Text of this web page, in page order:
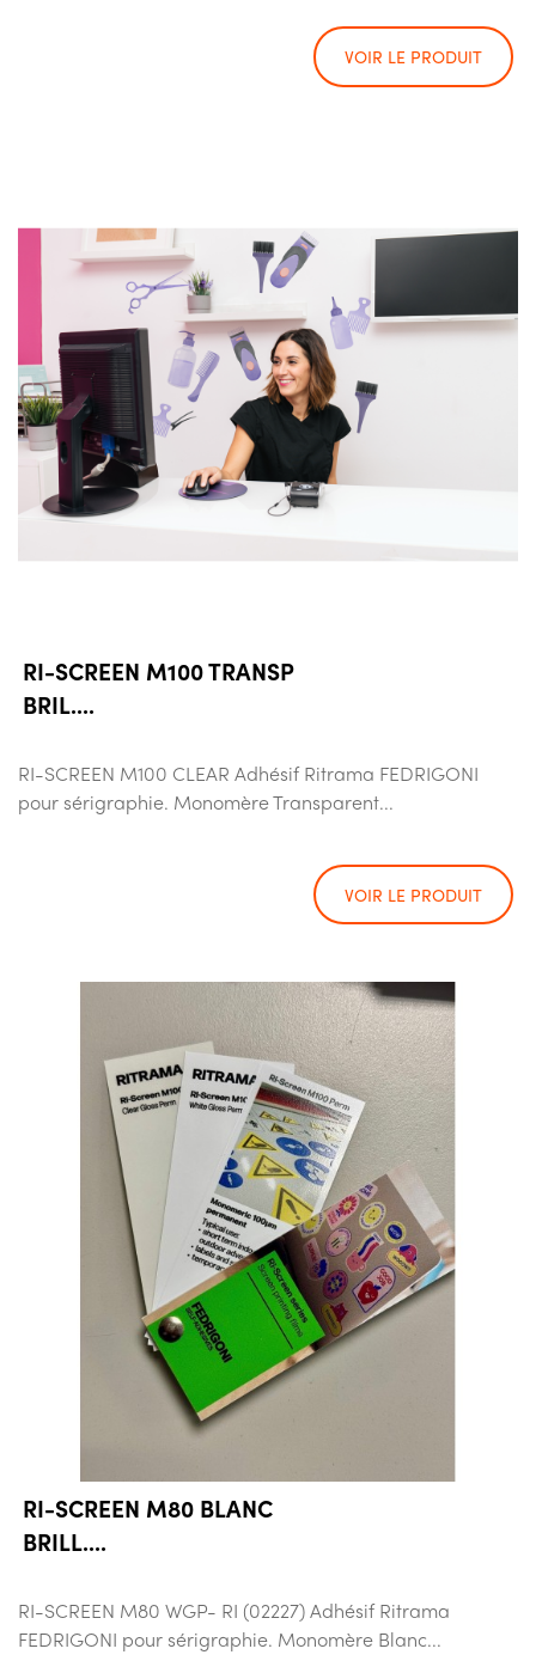
VOIR LE PRODUIT
RI-SCREEN M100 TRANSP
BRIL....
RI-SCREEN M100 CLEAR Adhésif Ritrama FEDRIGONI
pour sérigraphie. Monomère Transparent...
VOIR LE PRODUIT
RI-SCREEN M80 BLANC
BRILL....
RI-SCREEN M80 WGP- RI (02227) Adhésif Ritrama
FEDRIGONI pour sérigraphie. Monomère Blanc...